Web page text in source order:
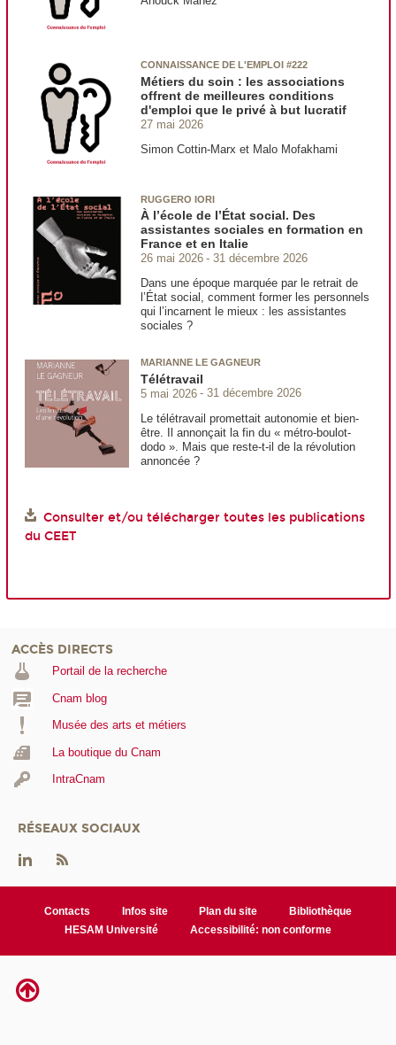
CONNAISSANCE DE L'EMPLOI #222
Métiers du soin : les associations
offrent de meilleures conditions
d'emploi que le privé à but lucratif
27 mai 2026
Simon Cottin-Marx et Malo Mofakhami
RUGGERO IORI
À l’école de l’État social. Des
assistantes sociales en formation en
France et en Italie
26 mai 2026
31 décembre 2026
Dans une époque marquée par le retrait de
l’État social, comment former les personnels
qui l’incarnent le mieux : les assistantes
sociales ?
MARIANNE LE GAGNEUR
Télétravail
5 mai 2026
31 décembre 2026
Le télétravail promettait autonomie et bien-
être. Il annonçait la fin du « métro-boulot-
dodo ». Mais que reste-t-il de la révolution
annoncée ?
Consulter et/ou télécharger toutes les publications
du CEET
ACCÈS DIRECTS
Portail de la recherche
Cnam blog
Musée des arts et métiers
La boutique du Cnam
IntraCnam
RÉSEAUX SOCIAUX
Contacts Infos site Plan du site
Bibliothèque
HESAM Université
Accessibilité: non conforme